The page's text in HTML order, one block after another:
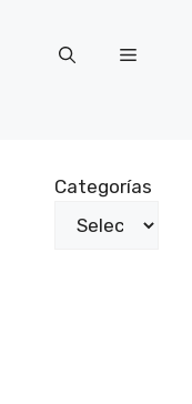
Menú
Categorías